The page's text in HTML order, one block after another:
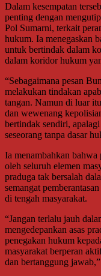
Dalam kesempatan
penting dengan
Pol Sumarni, terkait
hukum. Ia menegaskan
untuk bertindak dalam
dalam koridor hukum
“Sebagaimana pesan
melakukan tindakan
tangan. Namun di luar
dan wewenang
bertindak sendiri,
seseorang tanpa dasar
Ia menambahkan
oleh seluruh elemen
praduga tak bersalah
semangat
di tengah masyarakat.
“Jangan terlalu jauh
mengedepankan asas
penegakan hukum
masyarakat berperan
dan bertanggung